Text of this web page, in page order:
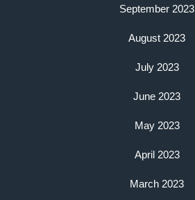
September 2023
August 2023
July 2023
June 2023
May 2023
April 2023
March 2023